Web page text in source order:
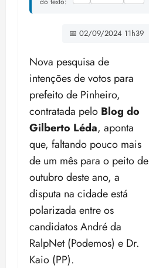
📅 02/09/2024 11h39
Nova pesquisa de
intenções de votos para
prefeito de Pinheiro,
contratada pelo Blog do
Gilberto Léda, aponta
que, faltando pouco mais
de um mês para o peito de
outubro deste ano, a
disputa na cidade está
polarizada entre os
candidatos André da
RalpNet (Podemos) e Dr.
Kaio (PP).